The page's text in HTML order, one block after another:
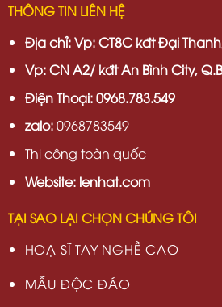
THÔNG TIN LIÊN HỆ
Địa chỉ: Vp: CT8C kđt Đại
Vp: CN A2/ kđt An Bình City,
Điện Thoại: 0968.783.549
zalo:0968783549
Thi công toàn quốc
Website: lenhat.com
TẠI SAO LẠI CHỌN CHÚNG TÔI
HOẠ SĨ TAY NGHỀ CAO
MẪU ĐỘC ĐÁO